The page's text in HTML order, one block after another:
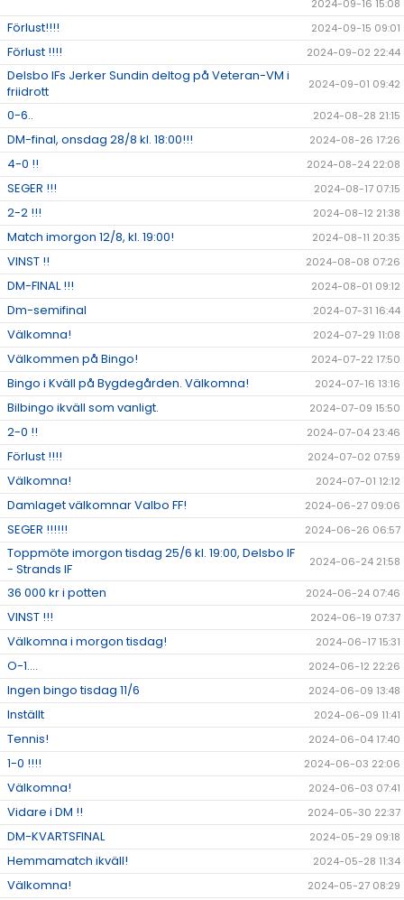
2024-09-16 15:08
Förlust!!!! 2024-09-15 09:01
Förlust !!!! 2024-09-02 22:44
Delsbo IFs Jerker Sundin deltog på Veteran-VM i
friidrott
2024-09-01 09:42
0-6.. 2024-08-28 21:15
DM-final, onsdag 28/8 kl. 18:00!!! 2024-08-26 17:26
4-0 !! 2024-08-24 22:08
SEGER !!! 2024-08-17 07:15
2-2 !!! 2024-08-12 21:38
Match imorgon 12/8, kl. 19:00! 2024-08-11 20:35
VINST !! 2024-08-08 07:26
DM-FINAL !!! 2024-08-01 09:12
Dm-semifinal 2024-07-31 16:44
Välkomna! 2024-07-29 11:08
Välkommen på Bingo! 2024-07-22 17:50
Bingo i Kväll på Bygdegården. Välkomna! 2024-07-16 13:16
Bilbingo ikväll som vanligt. 2024-07-09 15:50
2-0 !! 2024-07-04 23:46
Förlust !!!! 2024-07-02 07:59
Välkomna! 2024-07-01 12:12
Damlaget välkomnar Valbo FF! 2024-06-27 09:06
SEGER !!!!!! 2024-06-26 06:57
Toppmöte imorgon tisdag 25/6 kl. 19:00, Delsbo IF
- Strands IF
2024-06-24 21:58
36 000 kr i potten 2024-06-24 07:46
VINST !!! 2024-06-19 07:37
Välkomna i morgon tisdag! 2024-06-17 15:31
O-1.... 2024-06-12 22:26
Ingen bingo tisdag 11/6 2024-06-09 13:48
Inställt 2024-06-09 11:41
Tennis! 2024-06-04 17:40
1-0 !!!! 2024-06-03 22:06
Välkomna! 2024-06-03 07:41
Vidare i DM !! 2024-05-30 22:37
DM-KVARTSFINAL 2024-05-29 09:18
Hemmamatch ikväll! 2024-05-28 11:34
Välkomna! 2024-05-27 08:29